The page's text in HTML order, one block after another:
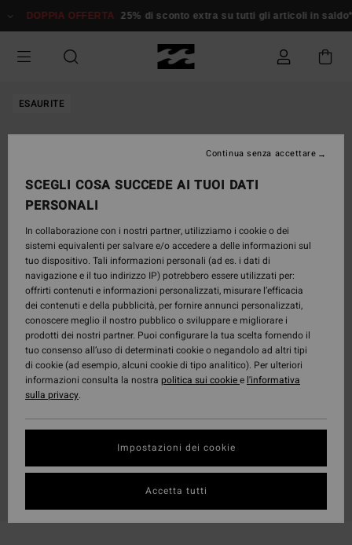
alle
prodotto
DOPPIA OFFERTA 25% di sconto extra su tutti gli articoli in saldo*
ESAURITE
SCEGLI COSA SUCCEDE AI TUOI DATI
PERSONALI
In collaborazione con i nostri partner, utilizziamo i cookie o dei
sistemi equivalenti per salvare e/o accedere a delle informazioni sul
tuo dispositivo. Tali informazioni personali (ad es. i dati di
navigazione e il tuo indirizzo IP) potrebbero essere utilizzati per:
offrirti contenuti e informazioni personalizzati, misurare l’efficacia
dei contenuti e della pubblicità, per fornire annunci personalizzati,
conoscere meglio il nostro pubblico o sviluppare e migliorare i
prodotti dei nostri partner. Puoi configurare la tua scelta fornendo il
tuo consenso all’uso di determinati cookie o negandolo ad altri tipi
di cookie (ad esempio, alcuni cookie di tipo analitico). Per ulteriori
informazioni consulta la nostra politica sui cookiee l'informativa
sulla privacy.
Impostazioni dei cookie
Continua senza accettare
Accetta tutti